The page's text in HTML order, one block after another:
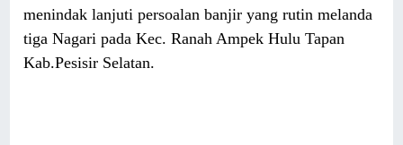
menindak lanjuti persoalan banjir yang rutin melanda
tiga Nagari pada Kec. Ranah Ampek Hulu Tapan
Kab.Pesisir Selatan.